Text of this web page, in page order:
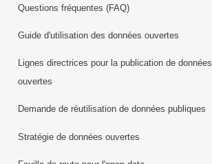
Questions fréquentes (FAQ)
Guide d'utilisation des données ouvertes
Lignes directrices pour la publication de données
ouvertes
Demande de réutilisation de données publiques
Stratégie de données ouvertes